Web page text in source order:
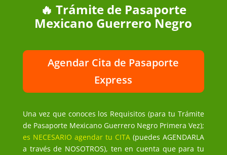
🔥 Trámite de Pasaporte
Mexicano Guerrero Negro
Agendar Cita de Pasaporte
Express
Una vez que conoces los Requisitos (para tu Trámite
de Pasaporte Mexicano Guerrero Negro Primera Vez);
es NECESARIO agendar tu CITA (puedes AGENDARLA
a través de NOSOTROS), ten en cuenta que para tu